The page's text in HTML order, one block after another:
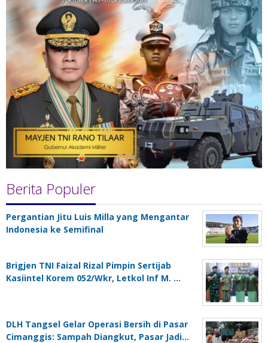
Berita Populer
Pergantian Jitu Luis Milla yang Mengantar
Indonesia ke Semifinal
Brigjen TNI Faizal Rizal Pimpin Sertijab
Kasiintel Korem 052/Wkr, Letkol Inf M. …
DLH Tangsel Gelar Operasi Bersih di Pasar
Cimanggis: Sampah Diangkut, Pasar Jadi…